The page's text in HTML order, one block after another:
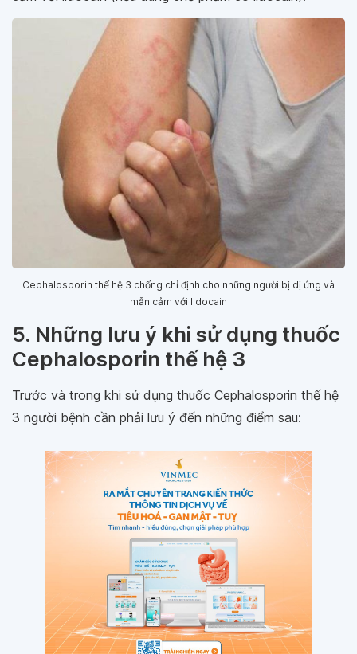
Cephalosporin thế hệ 3 chống chỉ định cho những người bị dị ứng và
mẫn cảm với lidocain
5. Những lưu ý khi sử dụng thuốc
Cephalosporin thế hệ 3
Trước và trong khi sử dụng thuốc Cephalosporin thế hệ
3 người bệnh cần phải lưu ý đến những điểm sau: